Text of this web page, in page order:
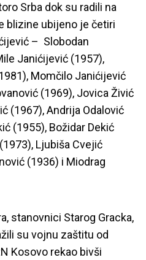
Srba dok su radili na
blizine ubijeno je četiri
– Slobodan
Janićijević (1957),
Momčilo Janićijević
(1969), Jovica Živić
(1967), Andrija Odalović
(1955), Božidar Dekić
Ljubiša Cvejić
(1936) i Miodrag
stanovnici Starog Gracka,
su vojnu zaštitu od
Kosovo rekao bivši